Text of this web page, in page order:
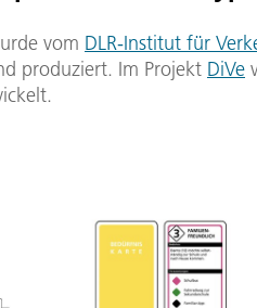
vom DLR-Institut für
produziert. Im Projekt DiVe